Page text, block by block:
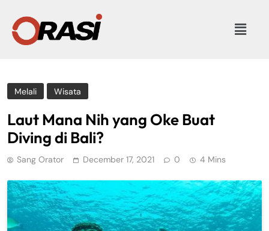
Melali Wisata
Laut Mana Nih yang Oke Buat
Diving di Bali?
Sang Orator December 17, 2021 0 4 Mins